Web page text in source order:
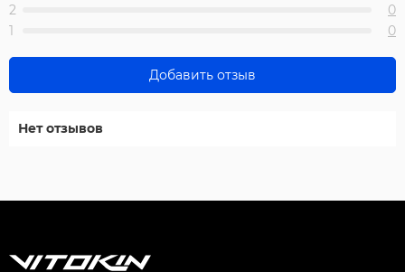
2
0
1
0
Добавить отзыв
Нет отзывов